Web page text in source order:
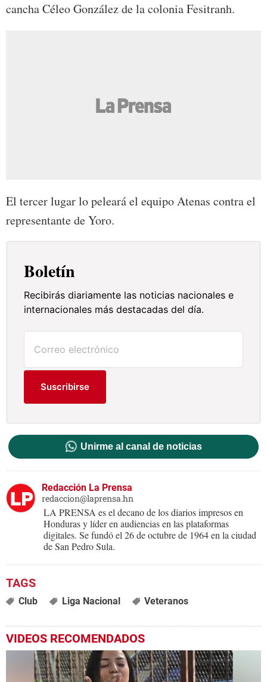
cancha Céleo González de la colonia Fesitranh.
El tercer lugar lo peleará el equipo Atenas contra el
representante de Yoro.
Boletín
Recibirás diariamente las noticias nacionales e
internacionales más destacadas del día.
Suscribirse
Unirme al canal de noticias
Redacción La Prensa
redaccion@laprensa.hn
LA PRENSA es el decano de los diarios impresos en
Honduras y líder en audiencias en las plataformas
digitales. Se fundó el 26 de octubre de 1964 en la ciudad
de San Pedro Sula.
Club Liga Nacional Veteranos
VIDEOS RECOMENDADOS